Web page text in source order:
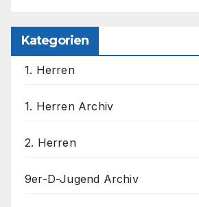
Kategorien
1. Herren
1. Herren Archiv
2. Herren
9er-D-Jugend Archiv